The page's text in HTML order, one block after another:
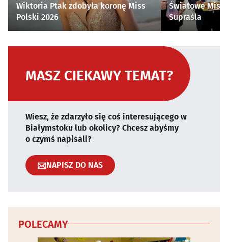
Wiktoria Ptak zdobyła koronę Miss
Polski 2026
Światowe
Supraśla
MASZ CIEKAWY TEMAT?
Wiesz, że zdarzyło się coś interesującego w
Białymstoku lub okolicy? Chcesz abyśmy
o czymś napisali?
NAPISZ DO NAS
POLECAMY